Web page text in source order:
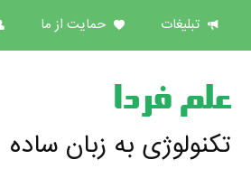
تبلیغات حمایت از ما
علم فردا
تکنولوژی به زبان ساده